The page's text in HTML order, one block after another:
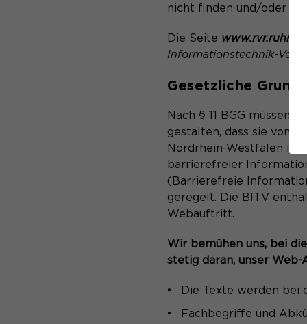
nicht finden und/oder
Die Seite www.rvr.ruhr
Informationstechnik-
Gesetzliche
Nach § 11 BGG
gestalten, dass sie von
Nordrhein-Westfalen ist
barrierefreier
(Barrierefreie
geregelt. Die BITV
Webauftritt.
Wir bemühen uns, bei
stetig daran, unser
Die Texte werden
Fachbegriffe und